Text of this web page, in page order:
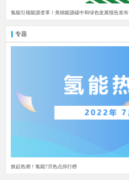
氢能引领能源变革！美锦能源碳中和绿色发展报告发布
专题
掀起热潮！氢能7月热点排行榜